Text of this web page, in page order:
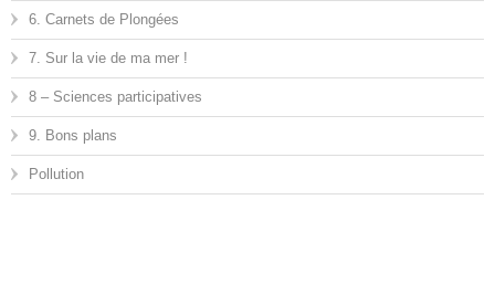
6. Carnets de Plongées
7. Sur la vie de ma mer !
8 – Sciences participatives
9. Bons plans
Pollution